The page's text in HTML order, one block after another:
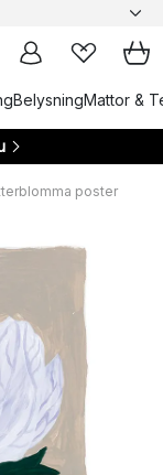
BelysningMattor &
poster